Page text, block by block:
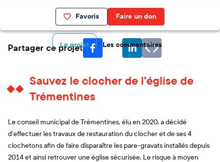
Favoris Faire un don
Le projet Les commentaires
Partager ce projet
Sauvez le clocher de l'église de
Trémentines
Le conseil municipal de Trémentines, élu en 2020, a décidé
d’effectuer les travaux de restauration du clocher et de ses 4
clochetons afin de faire disparaître les pare-gravats installés depuis
2014 et ainsi retrouver une église sécurisée. Le risque à moyen